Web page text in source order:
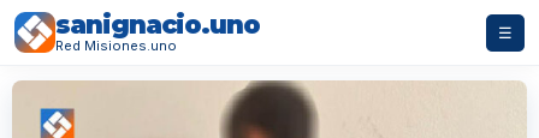
sanignacio.uno
Red Misiones.uno
☰